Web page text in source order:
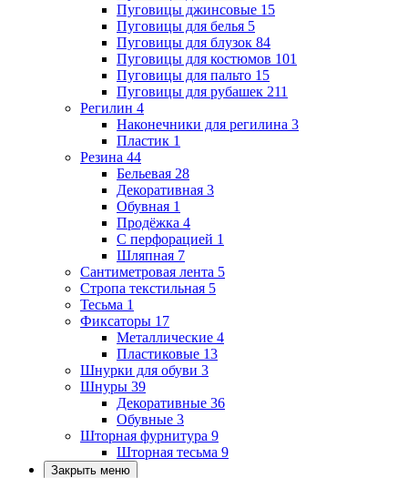
Пуговицы джинсовые 15
Пуговицы для белья 5
Пуговицы для блузок 84
Пуговицы для костюмов 101
Пуговицы для пальто 15
Пуговицы для рубашек 211
Регилин 4
Наконечники для регилина 3
Пластик 1
Резина 44
Бельевая 28
Декоративная 3
Обувная 1
Продёжка 4
С перфорацией 1
Шляпная 7
Сантиметровая лента 5
Стропа текстильная 5
Тесьма 1
Фиксаторы 17
Металлические 4
Пластиковые 13
Шнурки для обуви 3
Шнуры 39
Декоративные 36
Обувные 3
Шторная фурнитура 9
Шторная тесьма 9
Закрыть меню